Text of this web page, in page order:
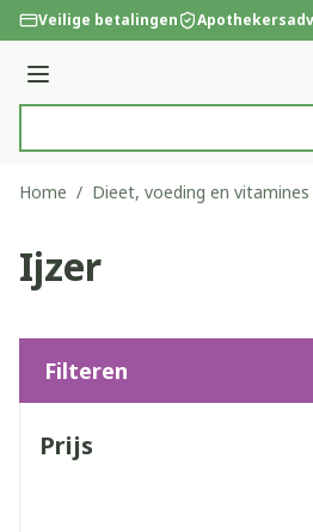
Ga naar de inhoud
Veilige betalingen
Menu
Home / Dieet, voeding en vitamines
Ijzer
Filteren
Prijs